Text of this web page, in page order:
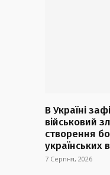
В Україні
військовий
створення
українських
7 Серпня, 2026